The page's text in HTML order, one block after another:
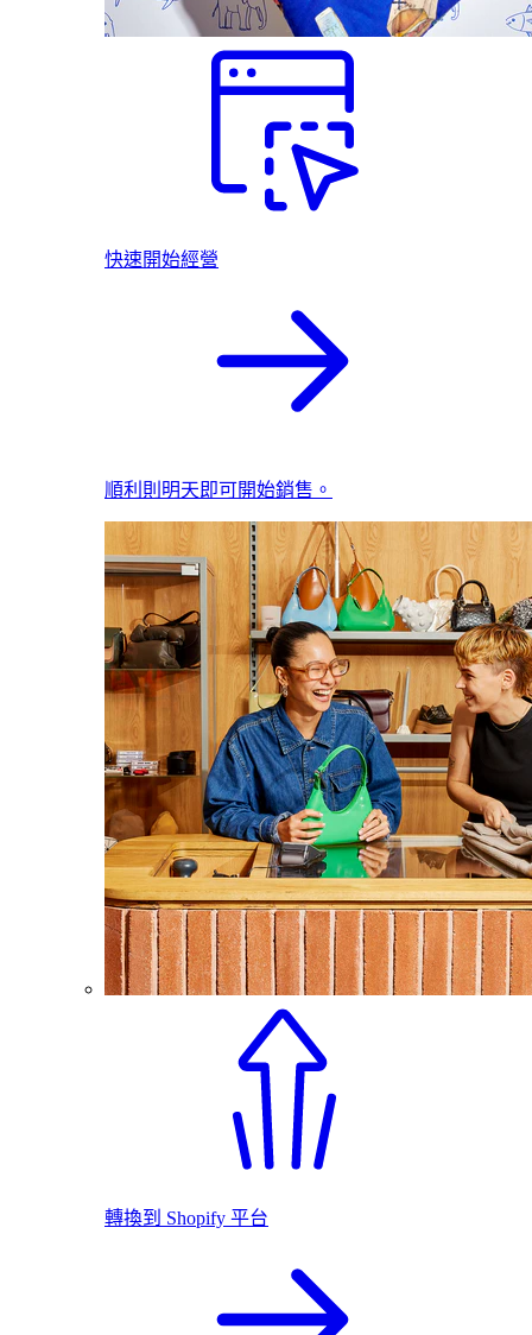
快速開始經營
順利則明天即可開始銷售。
轉換到 Shopify 平台